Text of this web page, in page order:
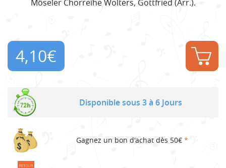
Möseler Chorreihe Wolters, Gottfried (Arr.).
4,10€
Disponible sous 3 à 6 Jours
Gagnez un bon d'achat dès 50€ *